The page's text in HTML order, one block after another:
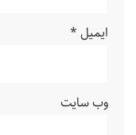
ایمیل *
وب‌ سایت